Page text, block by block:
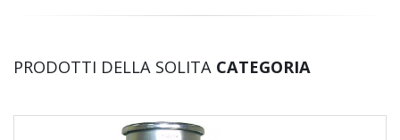
PRODOTTI DELLA SOLITA CATEGORIA